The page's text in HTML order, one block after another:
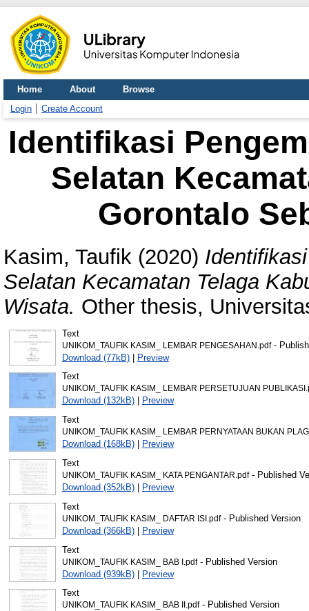
Home About
Browse
Login
Create Account
Identifikasi
Selatan
Gorontalo
Kasim, Taufik (2020)
Selatan Kecamatan Telaga
Wisata. Other thesis,
Text
UNIKOM_TAUFIK KASIM_ LEMBAR PENGESAHAN.pdf-
Download (77kB)| Preview
Text
UNIKOM_TAUFIK KASIM_ LEMBAR PERSETUJUAN
Download (132kB)|
Preview
Text
UNIKOM_TAUFIK KASIM_ LEMBAR PERNYATAAN BUKAN
Download (168kB)|
Preview
Text
UNIKOM_TAUFIK KASIM_ KATA PENGANTAR.pdf- Published
Download (352kB)|
Preview
Text
UNIKOM_TAUFIK KASIM_ DAFTAR ISI.pdf- Published Version
Download (366kB)|
Preview
Text
UNIKOM_TAUFIK KASIM_ BAB I.pdf- Published Version
Download (939kB)| Preview
Text
UNIKOM_TAUFIK KASIM_ BAB II.pdf- Published Version